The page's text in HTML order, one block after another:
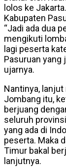
lolos ke
Kabupaten
“Jadi ada dua
mengikuti
lagi peserta
Pasuruan yang
ujarnya.
Nantinya, lanjut
Jombang itu,
berjuang
seluruh
yang ada di
peserta. Maka
Timur bakal
lanjutnya.